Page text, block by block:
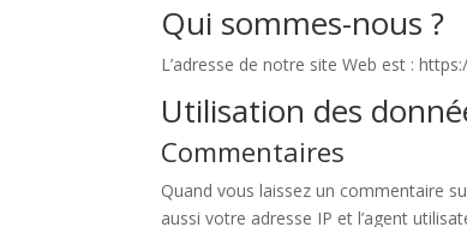
Qui sommes-nous ?
L’adresse de notre site Web est :
Utilisation des
Commentaires
Quand vous laissez un commentaire
aussi votre adresse IP et l’agent